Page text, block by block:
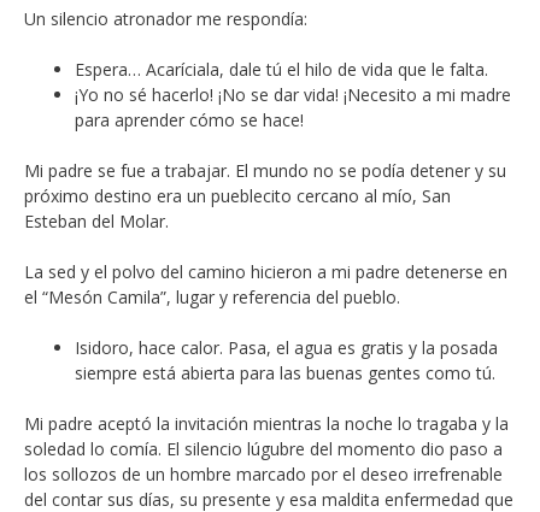
Un silencio atronador me respondía:
Espera… Acaríciala, dale tú el hilo de vida que le falta.
¡Yo no sé hacerlo! ¡No se dar vida! ¡Necesito a mi madre
para aprender cómo se hace!
Mi padre se fue a trabajar. El mundo no se podía detener y su
próximo destino era un pueblecito cercano al mío, San
Esteban del Molar.
La sed y el polvo del camino hicieron a mi padre detenerse en
el “Mesón Camila”, lugar y referencia del pueblo.
Isidoro, hace calor. Pasa, el agua es gratis y la posada
siempre está abierta para las buenas gentes como tú.
Mi padre aceptó la invitación mientras la noche lo tragaba y la
soledad lo comía. El silencio lúgubre del momento dio paso a
los sollozos de un hombre marcado por el deseo irrefrenable
del contar sus días, su presente y esa maldita enfermedad que